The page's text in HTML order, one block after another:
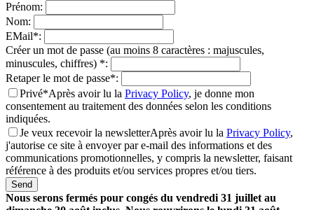
Prénom:
Nom:
EMail*:
Créer un mot de passe (au moins 8 caractères : majuscules,
minuscules, chiffres) *:
Retaper le mot de passe*:
Privé*Après avoir lu la Privacy Policy, je donne mon
consentement au traitement des données selon les conditions
indiquées.
Je veux recevoir la newsletterAprès avoir lu la Privacy Policy,
j'autorise ce site à envoyer par e-mail des informations et des
communications promotionnelles, y compris la newsletter, faisant
référence à des produits et/ou services propres et/ou tiers.
Send
Nous serons fermés pour congés du vendredi 31 juillet au